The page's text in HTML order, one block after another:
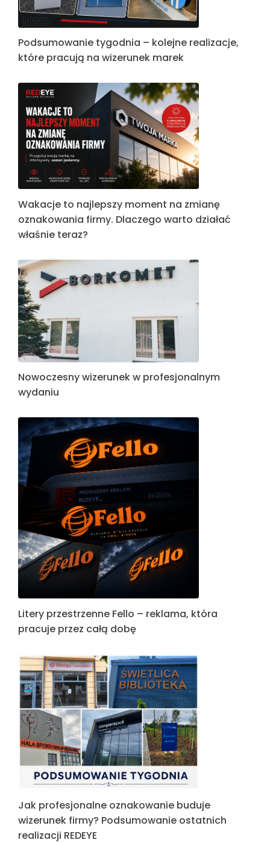
Podsumowanie tygodnia – kolejne realizacje,
które pracują na wizerunek marek
Wakacje to najlepszy moment na zmianę
oznakowania firmy. Dlaczego warto działać
właśnie teraz?
Nowoczesny wizerunek w profesjonalnym
wydaniu
Litery przestrzenne Fello – reklama, która
pracuje przez całą dobę
Jak profesjonalne oznakowanie buduje
wizerunek firmy? Podsumowanie ostatnich
realizacji REDEYE